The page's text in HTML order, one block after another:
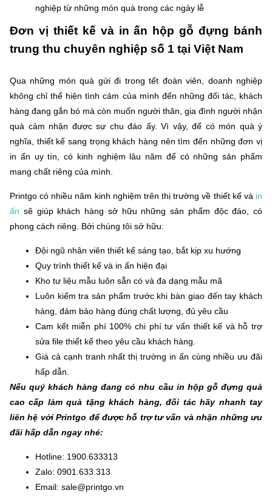
nghiệp từ những món quà trong các ngày lễ
Đơn vị thiết kế và in ấn hộp gỗ đựng bánh
trung thu chuyên nghiệp số 1 tại Việt Nam
Qua những món quà gửi đi trong tết đoàn viên, doanh nghiệp
không chỉ thể hiện tình cảm của mình đến những đối tác, khách
hàng đang gắn bó mà còn muốn người thân, gia đình người nhận
quà cảm nhận được sự chu đáo ấy. Vì vậy, để có món quà ý
nghĩa, thiết kế sang trọng khách hàng nên tìm đến những đơn vị
in ấn uy tín, có kinh nghiệm lâu năm để có những sản phẩm
mang chất riêng của mình.
Printgo có nhiều năm kinh nghiệm trên thị trường về thiết kế và in
ấn sẽ giúp khách hàng sở hữu những sản phẩm độc đáo, có
phong cách riêng. Bởi chúng tôi sở hữu:
Đội ngũ nhân viên thiết kế sáng tạo, bắt kịp xu hướng
Quy trình thiết kế và in ấn hiện đại
Kho tư liệu mẫu luôn sẵn có và đa dạng mẫu mã
Luôn kiểm tra sản phẩm trước khi bàn giao đến tay khách
hàng, đảm bảo hàng đúng chất lượng, đủ yêu cầu
Cam kết miễn phí 100% chi phí tư vấn thiết kế và hỗ trợ
sửa file thiết kế theo yêu cầu khách hàng.
Giá cả cạnh tranh nhất thị trường in ấn cùng nhiều ưu đãi
hấp dẫn.
Nếu quý khách hàng đang có nhu cầu in hộp gỗ đựng quà
cao cấp làm quà tặng khách hàng, đối tác hãy nhanh tay
liên hệ với Printgo để được hỗ trợ tư vấn và nhận những ưu
đãi hấp dẫn ngay nhé:
Hotline: 1900.633313
Zalo: 0901.633.313
Email: sale@printgo.vn